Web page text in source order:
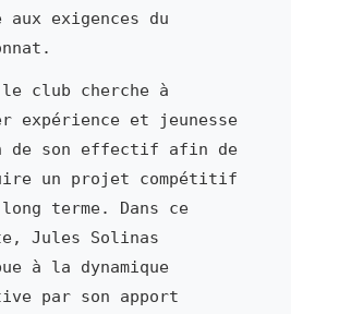
aux exigences du
club cherche à
expérience et jeunesse
de son effectif afin de
un projet compétitif
terme. Dans ce
Jules Solinas
à la dynamique
par son apport